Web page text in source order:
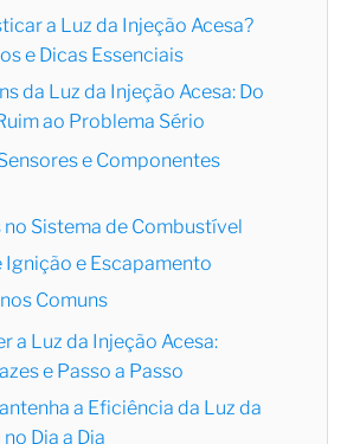
a Luz da Injeção Acesa?
e Dicas Essenciais
da Luz da Injeção Acesa: Do
ao Problema Sério
e Componentes
Sistema de Combustível
Ignição e Escapamento
Comuns
a Luz da Injeção Acesa:
e Passo a Passo
a Eficiência da Luz da
Dia a Dia